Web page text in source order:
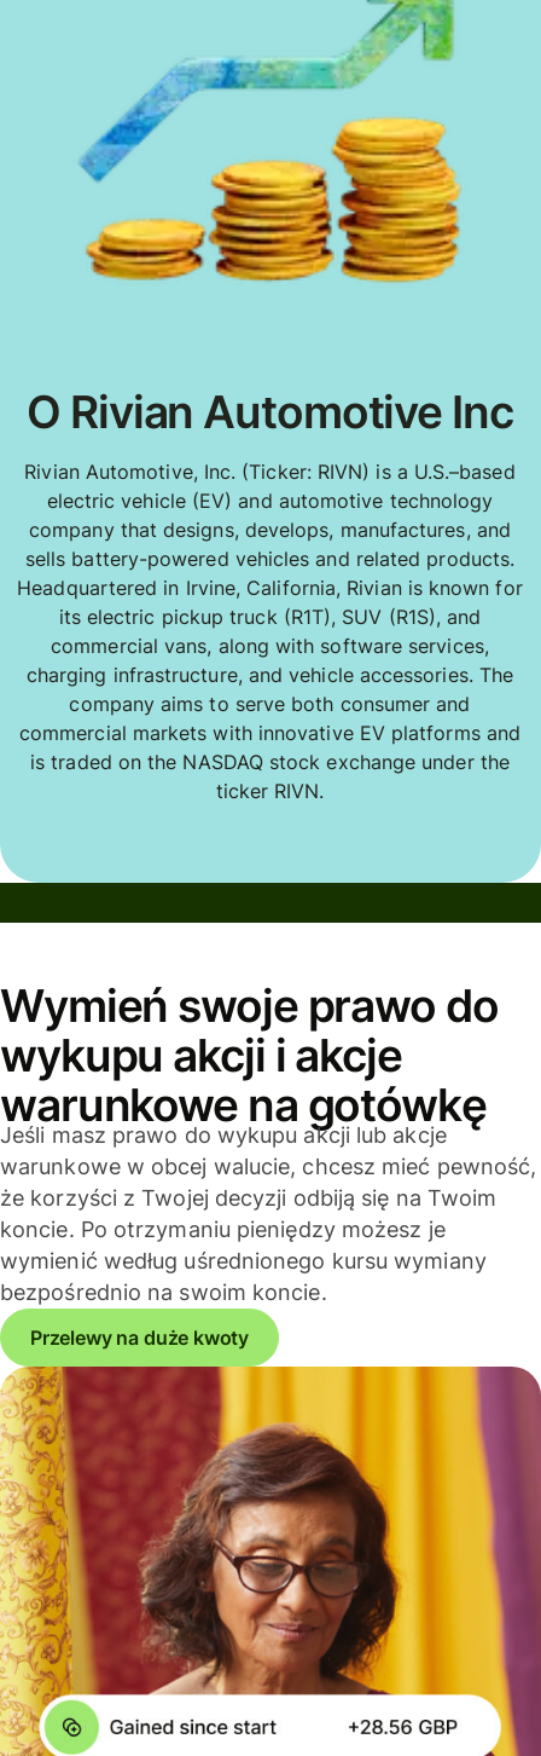
O Rivian Automotive Inc
Rivian Automotive, Inc. (Ticker: RIVN) is a U.S.–based
electric vehicle (EV) and automotive technology
company that designs, develops, manufactures, and
sells battery-powered vehicles and related products.
Headquartered in Irvine, California, Rivian is known for
its electric pickup truck (R1T), SUV (R1S), and
commercial vans, along with software services,
charging infrastructure, and vehicle accessories. The
company aims to serve both consumer and
commercial markets with innovative EV platforms and
is traded on the NASDAQ stock exchange under the
ticker RIVN.
Wymień swoje prawo do
wykupu akcji i akcje
warunkowe na gotówkę
Jeśli masz prawo do wykupu akcji lub akcje
warunkowe w obcej walucie, chcesz mieć pewność,
że korzyści z Twojej decyzji odbiją się na Twoim
koncie. Po otrzymaniu pieniędzy możesz je
wymienić według uśrednionego kursu wymiany
bezpośrednio na swoim koncie.
Przelewy na duże kwoty